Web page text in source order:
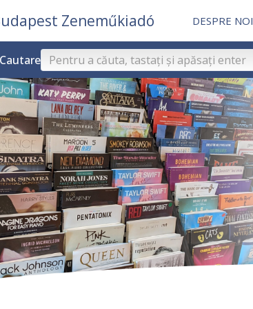
DESPRE NOI
Zeneműkiadó
Cautare